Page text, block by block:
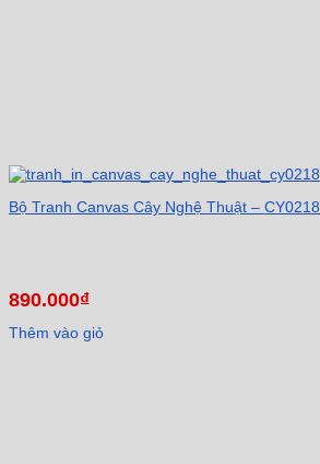
Bộ Tranh Canvas Cây Nghệ Thuật – CY0218
890.000₫
Thêm vào giỏ